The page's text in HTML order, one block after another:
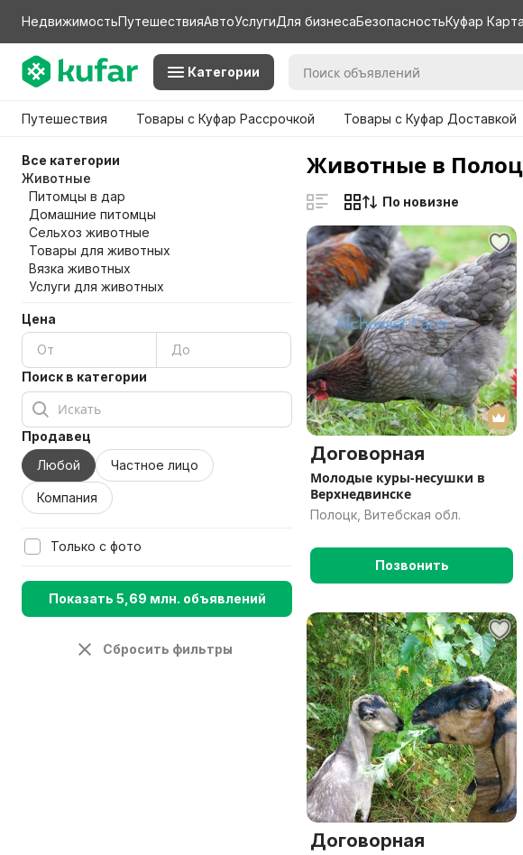
НедвижимостьПутешествияАвтоУслугиДля бизнесаБезопасностьКуфар Карта
Категории
Путешествия Товары с Куфар Рассрочкой Товары с Куфар Доставкой
Все категории
Животные
Питомцы в дар
Домашние питомцы
Сельхоз животные
Товары для животных
Вязка животных
Услуги для животных
Цена
Поиск в категории
Продавец
Любой
Частное лицо
Компания
Только с фото
Показать 5,69 млн. объявлений
Сбросить фильтры
Животные в
По новизне
Договорная
Молодые куры-несушки в
Верхнедвинске
Полоцк, Витебская обл.
Позвонить
Договорная